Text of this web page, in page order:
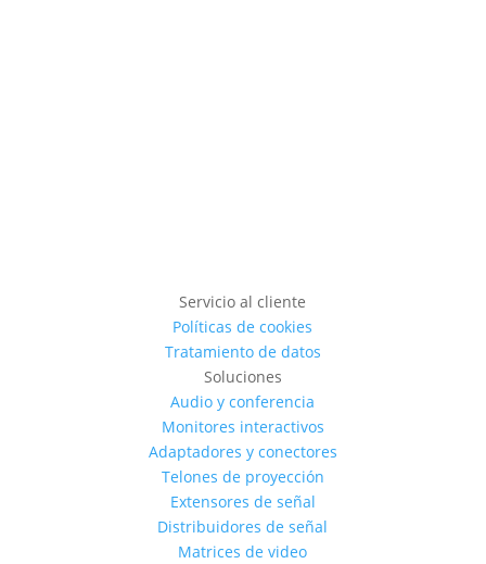
Servicio al cliente
Políticas de cookies
Tratamiento de datos
Soluciones
Audio y conferencia
Monitores interactivos
Adaptadores y conectores
Telones de proyección
Extensores de señal
Distribuidores de señal
Matrices de video